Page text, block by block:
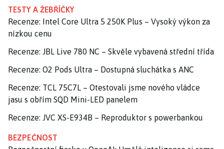
TESTY A ŽEBŘÍČKY
Recenze: Intel Core Ultra 5 250K Plus – Vysoký výkon za
nízkou cenu
Recenze: JBL Live 780 NC – Skvěle vybavená střední třída
Recenze: O2 Pods Ultra – Dostupná sluchátka s ANC
Recenze: TCL 75C7L – Otestovali jsme nového vládce
jasu s obřím SQD Mini-LED panelem
Recenze: JVC XS-E934B – Reproduktor s powerbankou
BEZPEČNOST